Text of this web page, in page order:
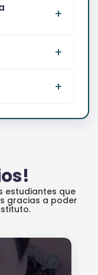
estudiantes que
gracias a poder